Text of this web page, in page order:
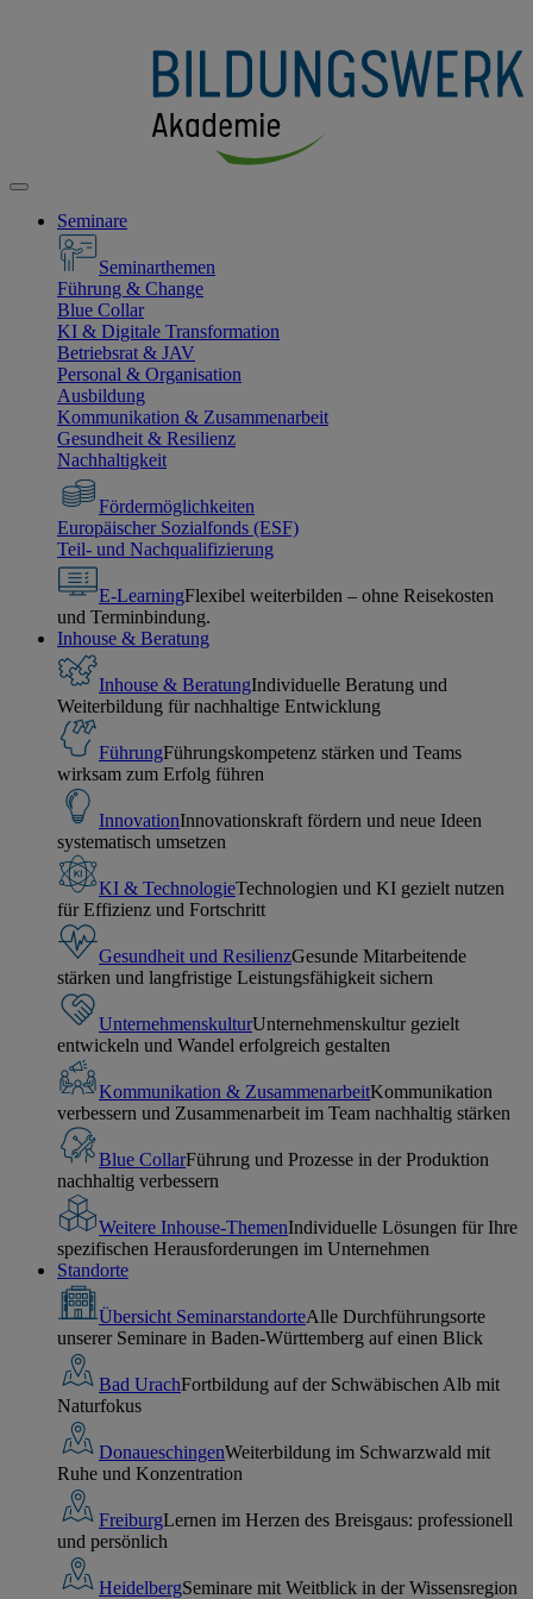
Seminare
Seminarthemen
Führung & Change
Blue Collar
KI & Digitale Transformation
Betriebsrat & JAV
Personal & Organisation
Ausbildung
Kommunikation & Zusammenarbeit
Gesundheit & Resilienz
Nachhaltigkeit
Fördermöglichkeiten
Europäischer Sozialfonds (ESF)
Teil- und Nachqualifizierung
E-LearningFlexibel weiterbilden – ohne Reisekosten
und Terminbindung.
Inhouse & Beratung
Inhouse & BeratungIndividuelle Beratung und
Weiterbildung für nachhaltige Entwicklung
FührungFührungskompetenz stärken und Teams
wirksam zum Erfolg führen
InnovationInnovationskraft fördern und neue Ideen
systematisch umsetzen
KI & TechnologieTechnologien und KI gezielt nutzen
für Effizienz und Fortschritt
Gesundheit und ResilienzGesunde Mitarbeitende
stärken und langfristige Leistungsfähigkeit sichern
UnternehmenskulturUnternehmenskultur gezielt
entwickeln und Wandel erfolgreich gestalten
Kommunikation & ZusammenarbeitKommunikation
verbessern und Zusammenarbeit im Team nachhaltig stärken
Blue CollarFührung und Prozesse in der Produktion
nachhaltig verbessern
Weitere Inhouse-ThemenIndividuelle Lösungen für Ihre
spezifischen Herausforderungen im Unternehmen
Standorte
Übersicht SeminarstandorteAlle Durchführungsorte
unserer Seminare in Baden-Württemberg auf einen Blick
Bad UrachFortbildung auf der Schwäbischen Alb mit
Naturfokus
DonaueschingenWeiterbildung im Schwarzwald mit
Ruhe und Konzentration
FreiburgLernen im Herzen des Breisgaus: professionell
und persönlich
HeidelbergSeminare mit Weitblick in der Wissensregion